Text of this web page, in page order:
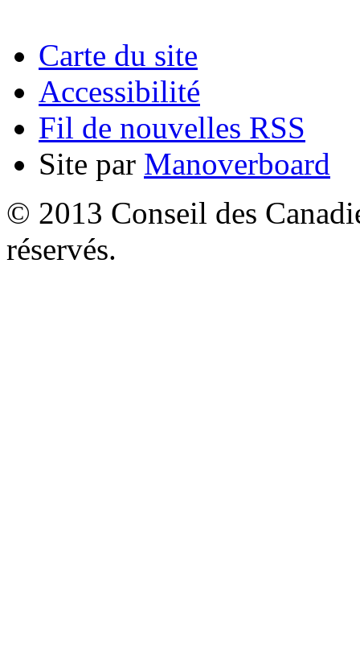
Carte du site
Accessibilité
Fil de nouvelles RSS
Site par Manoverboard
© 2013 Conseil des
réservés.